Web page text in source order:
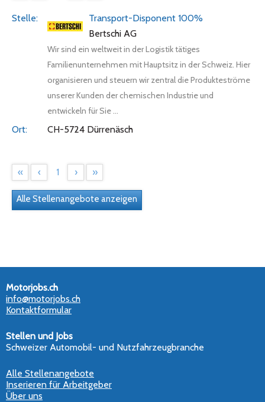
Transport-Disponent 100%
Bertschi AG
Wir sind ein weltweit in der Logistik tätiges
Familienunternehmen mit Hauptsitz in der Schweiz. Hier
organisieren und steuern wir zentral die Produkteströme
unserer Kunden der chemischen Industrie und
entwickeln für Sie ...
CH-5724 Dürrenäsch
« ‹ 1 › »
Alle Stellenangebote anzeigen
Motorjobs.ch
info@motorjobs.ch
Kontaktformular
Stellen und Jobs
Schweizer Automobil- und Nutzfahrzeugbranche
Alle Stellenangebote
Inserieren für Arbeitgeber
Über uns